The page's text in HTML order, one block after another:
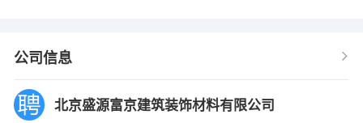
公司信息
北京盛源富京建筑装饰材料有限公司